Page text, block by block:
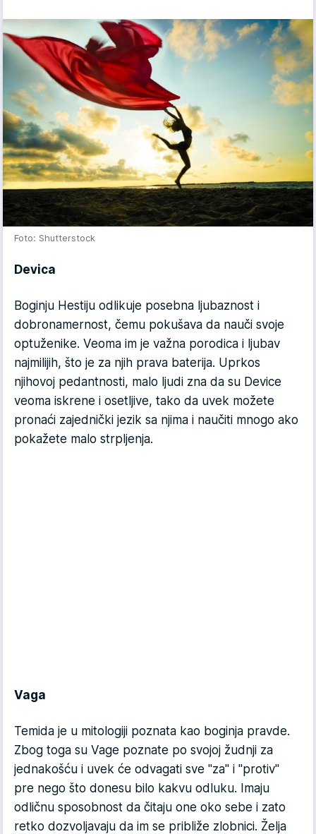
Foto: Shutterstock
Devica
Boginju Hestiju odlikuje posebna ljubaznost i
dobronamernost, čemu pokušava da nauči svoje
optuženike. Veoma im je važna porodica i ljubav
najmilijih, što je za njih prava baterija. Uprkos
njihovoj pedantnosti, malo ljudi zna da su Device
veoma iskrene i osetljive, tako da uvek možete
pronaći zajednički jezik sa njima i naučiti mnogo ako
pokažete malo strpljenja.
Vaga
Temida je u mitologiji poznata kao boginja pravde.
Zbog toga su Vage poznate po svojoj žudnji za
jednakošću i uvek će odvagati sve "za" i "protiv"
pre nego što donesu bilo kakvu odluku. Imaju
odličnu sposobnost da čitaju one oko sebe i zato
retko dozvoljavaju da im se približe zlobnici. Želja